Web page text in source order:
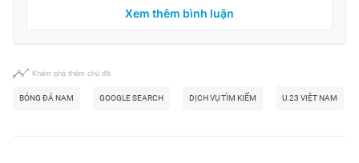
Xem thêm bình luận
Khám phá thêm chủ đề
BÓNG ĐÁ NAM GOOGLE SEARCH DỊCH VỤ TÌM KIẾM U.23 VIỆT NAM